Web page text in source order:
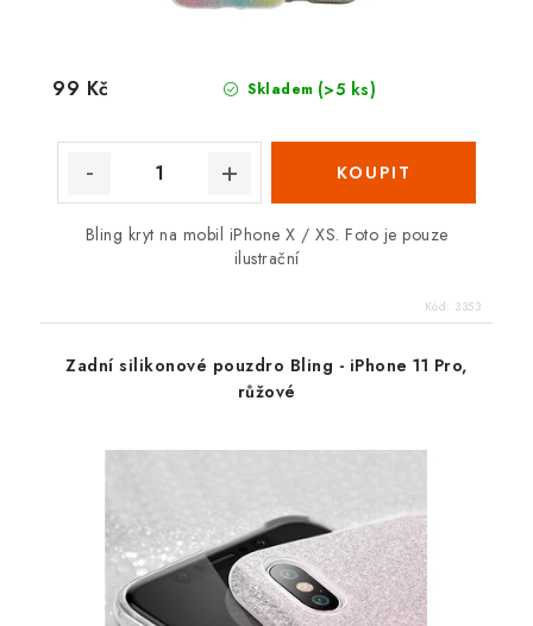
Skladem (>5 ks)
99 Kč
Bling kryt na mobil iPhone X / XS. Foto je pouze
ilustrační
Kód: 3353
Zadní silikonové pouzdro Bling - iPhone 11 Pro,
růžové